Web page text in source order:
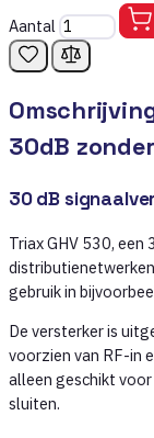
Aantal
30dB
30 dB
Triax GHV 530, een
gebruik in
De versterker is
voorzien van RF-in
alleen geschikt
sluiten.